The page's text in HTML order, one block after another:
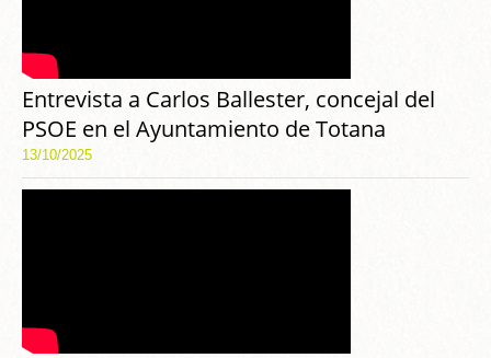
Entrevista a Carlos Ballester, concejal del
PSOE en el Ayuntamiento de Totana
13/10/2025